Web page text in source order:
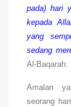
pada) hari
kepada
yang
sedang
Al-Baqarah:
Amalan
seorang